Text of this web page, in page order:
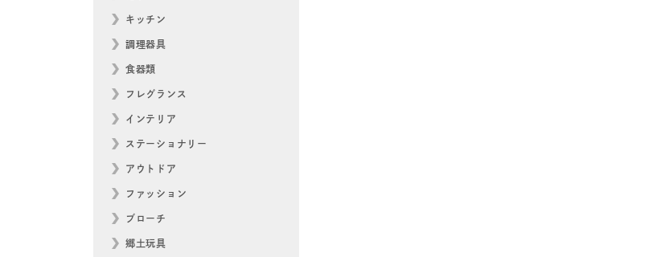
キッチン
調理器具
食器類
フレグランス
インテリア
ステーショナリー
アウトドア
ファッション
ブローチ
郷土玩具